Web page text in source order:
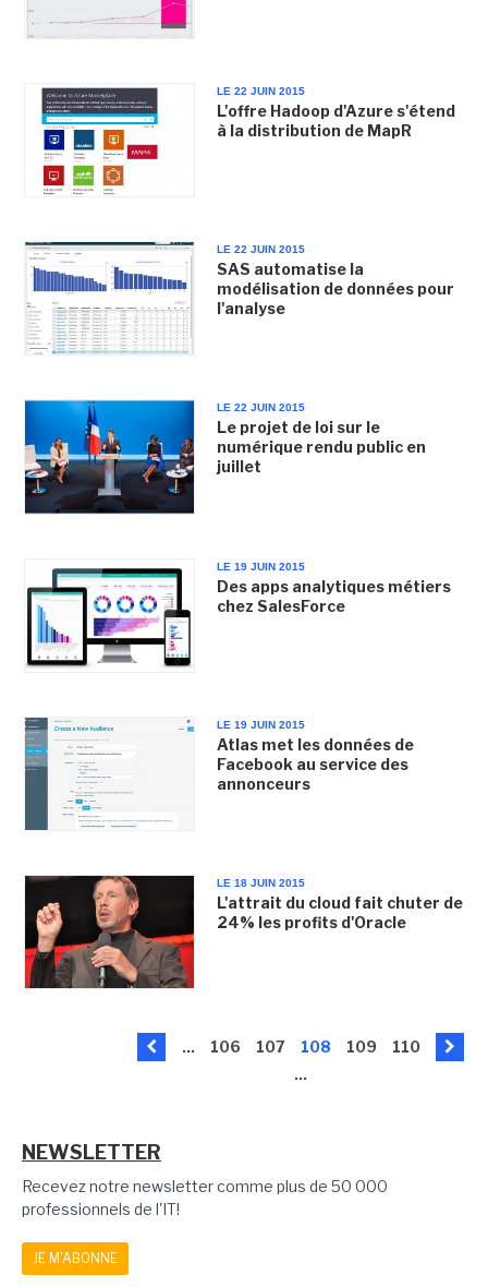
LE 22 JUIN 2015
L'offre Hadoop d'Azure s'étend
à la distribution de MapR
LE 22 JUIN 2015
SAS automatise la
modélisation de données pour
l'analyse
LE 22 JUIN 2015
Le projet de loi sur le
numérique rendu public en
juillet
LE 19 JUIN 2015
Des apps analytiques métiers
chez SalesForce
LE 19 JUIN 2015
Atlas met les données de
Facebook au service des
annonceurs
LE 18 JUIN 2015
L'attrait du cloud fait chuter de
24% les profits d'Oracle
... 106 107 108 109
110
...
NEWSLETTER
Recevez notre newsletter comme plus de 50 000
professionnels de l'IT!
JE M'ABONNE